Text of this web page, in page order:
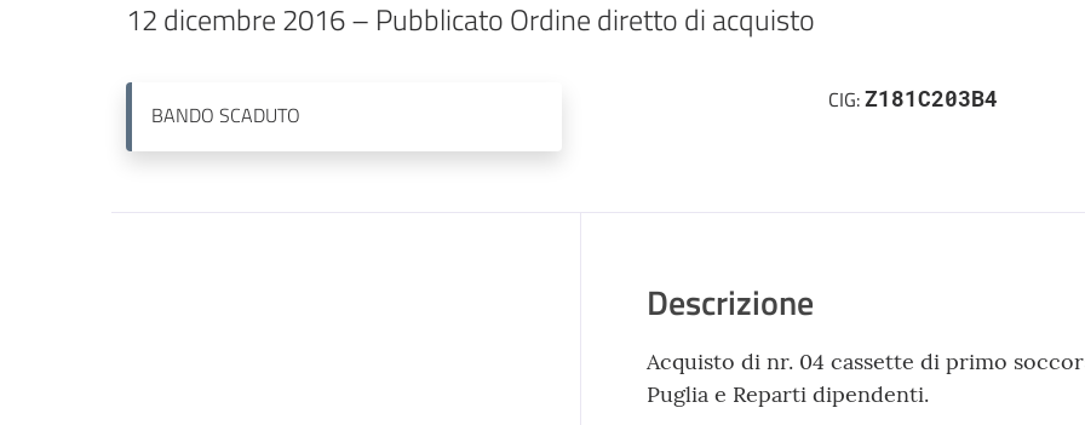
12 dicembre 2016 – Pubblicato Ordine diretto di acquisto
BANDO SCADUTO
CIG:Z181C203B4
Descrizione
Acquisto di nr. 04 cassette di primo
Puglia e Reparti dipendenti.